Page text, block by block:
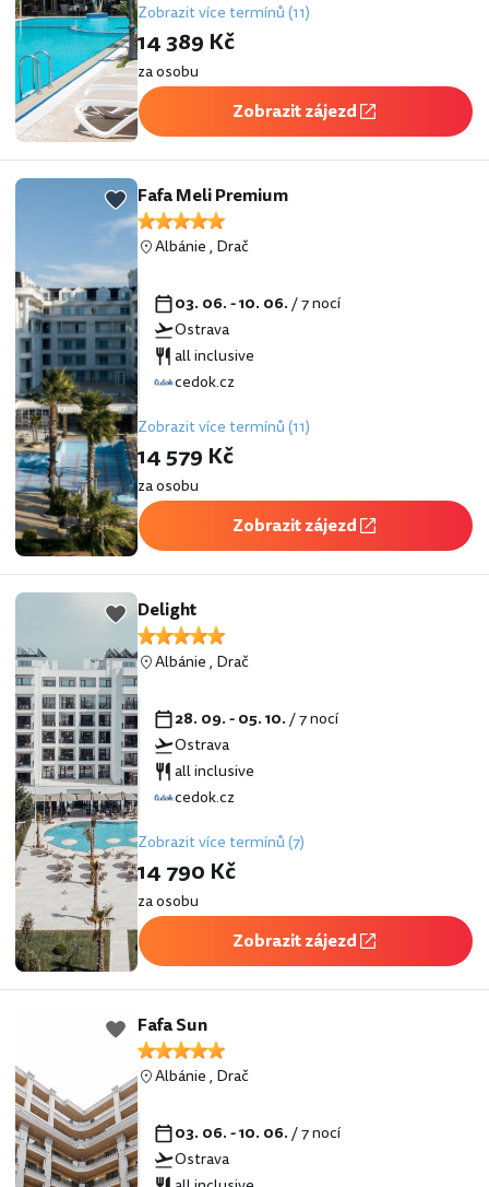
Zobrazit více termínů (11)
14 389 Kč
za osobu
Zobrazit zájezd
Fafa Meli Premium
Albánie, Drač
03. 06. - 10. 06./ 7 nocí
Ostrava
all inclusive
cedok.cz
Zobrazit více termínů (11)
14 579 Kč
za osobu
Zobrazit zájezd
Delight
Albánie, Drač
28. 09. - 05. 10./ 7 nocí
Ostrava
all inclusive
cedok.cz
Zobrazit více termínů (7)
14 790 Kč
za osobu
Zobrazit zájezd
Fafa Sun
Albánie, Drač
03. 06. - 10. 06./ 7 nocí
Ostrava